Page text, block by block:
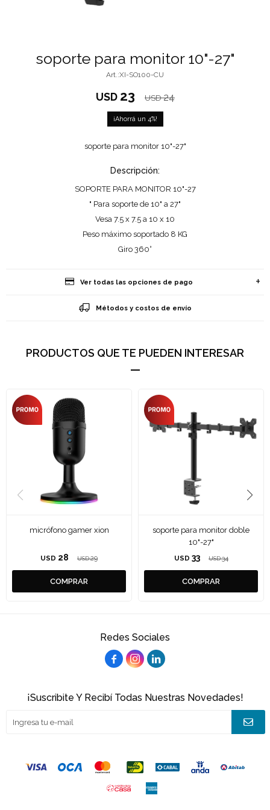
soporte para monitor 10"-27"
XI-SO100-CU
USD 23 USD 24
4
soporte para monitor 10"-27"
Descripción:
SOPORTE PARA MONITOR 10"-27
" Para soporte de 10" a 27"
Vesa 7.5 x 7.5 a 10 x 10
Peso máximo soportado 8 KG
Giro 360°
Ver todas las opciones de pago
Métodos y costos de envío
PRODUCTOS QUE TE PUEDEN INTERESAR
micrófono gamer xion
USD 28 USD 29
soporte para monitor doble
10"-27"
USD 33 USD 34
Redes Sociales
  
¡Suscribite Y Recibí Todas Nuestras Novedades!